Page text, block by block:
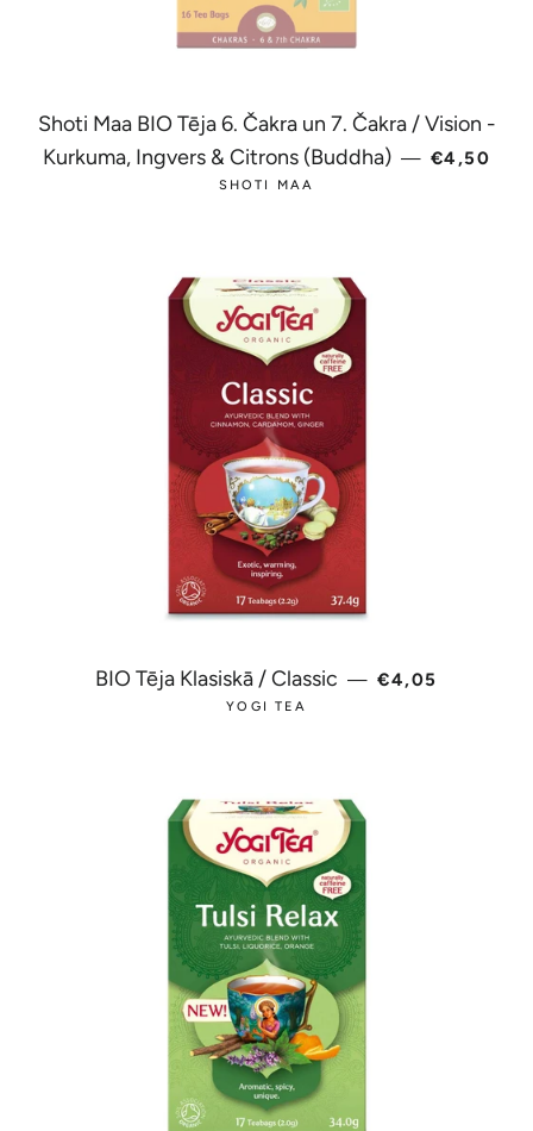
Shoti Maa BIO Tēja 6. Čakra un 7. Čakra / Vision -
Kurkuma, Ingvers & Citrons (Buddha) — PARASTĀ
€4,50
SHOTI MAA
BIO Tēja Klasiskā / Classic — PARASTĀ
€4,05
YOGI TEA